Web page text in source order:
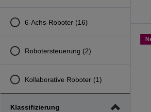
6-Achs-Roboter (16)
Robotersteuerung (2)
Kollaborative Roboter (1)
Klassifizierung